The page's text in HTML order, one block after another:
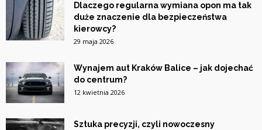
Dlaczego regularna wymiana opon ma tak
duże znaczenie dla bezpieczeństwa
kierowcy?
29 maja 2026
Wynajem aut Kraków Balice – jak dojechać
do centrum?
12 kwietnia 2026
Sztuka precyzji, czyli nowoczesny